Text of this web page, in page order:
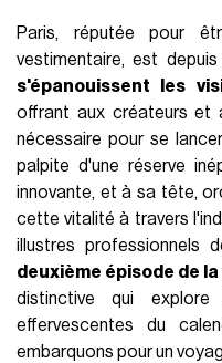
Paris, réputée pour
vestimentaire, est
s'épanouissent les
offrant aux créateurs et
nécessaire pour se
palpite d'une réserve
innovante, et à sa tête,
cette vitalité à travers
illustres professionnels
deuxième épisode de
distinctive qui
effervescentes du
embarquons pour un